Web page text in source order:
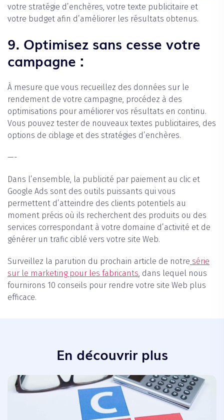
votre stratégie d’enchères, votre texte publicitaire et
votre budget afin d’améliorer les résultats obtenus.
9. Optimisez sans cesse votre
campagne :
‍À mesure que vous recueillez des données sur le
rendement de votre campagne, procédez à des
optimisations pour améliorer vos résultats en continu.
Vous pouvez tester de nouveaux textes publicitaires, des
options de ciblage et des stratégies d’enchères.
—-
Dans l’ensemble, la publicité par paiement au clic et
Google Ads sont des outils puissants qui vous
permettent d’atteindre des clients potentiels au
moment précis où ils recherchent des produits ou des
services correspondant à votre domaine d’activité et de
générer un trafic ciblé vers votre site Web.
Surveillez la parution du prochain article de notre série
sur le marketing pour les fabricants , dans lequel nous
fournirons 10 conseils pour rendre votre site Web plus
efficace.
En découvrir plus